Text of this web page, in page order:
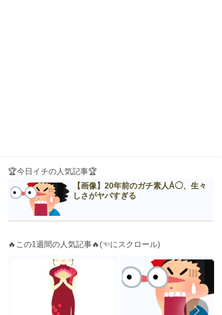
🏆今日イチの人気記事🏆
【画像】20年前のガチ素人Å◯、生々
しさがヤバすぎる
🔥この1週間の人気記事🔥(☜にスクロール)